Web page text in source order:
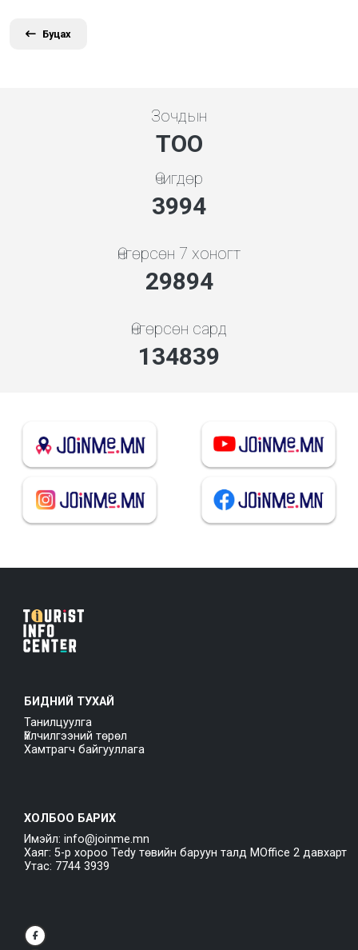
Буцах
Зочдын
ТОО
Өчигдөр
4279
Өнгөрсөн 7 хоногт
32029
Өнгөрсөн сард
144470
БИДНИЙ ТУХАЙ
Танилцуулга
Үйлчилгээний төрөл
Хамтрагч байгууллага
ХОЛБОО БАРИХ
Имэйл: info@joinme.mn
Хаяг: 5-р хороо Tedy төвийн баруун талд MOffice 2 давхарт
Утас: 7744 3939